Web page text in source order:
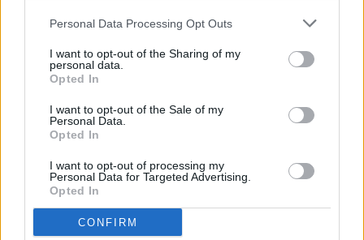
Personal Data Processing Opt Outs
I want to opt-out of the Sharing of my
personal data.
Opted In
I want to opt-out of the Sale of my
Personal Data.
Opted In
I want to opt-out of processing my
Personal Data for Targeted Advertising.
Opted In
CONFIRM
Motorina trece pragul de 10 lei pe
litru. Prețurile la stațiile de
carburanți din Fălticeni continuă să
Angajații Spitalului Municipal
Fălticeni au intrat în grevă generală.